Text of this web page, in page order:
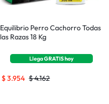
Equilibrio Perro Cachorro Todas
las Razas 18 Kg
LlegaGRATIShoy
$4.162
$3.954